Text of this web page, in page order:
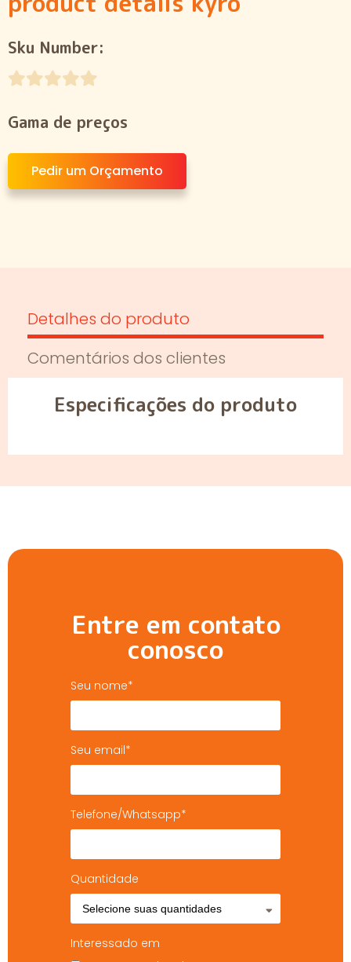
Sku Number:
Gama de preços
Pedir um Orçamento
Detalhes do produto
Comentários dos clientes
Especificações do produto
Entre em contato
conosco
Seu nome*
Seu email*
Telefone/Whatsapp*
Quantidade
Interessado em